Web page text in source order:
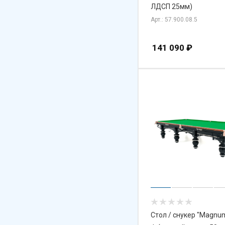
ЛДСП 25мм)
Арт.: 57.900.08.5
141 090 ₽
Стол / снукер